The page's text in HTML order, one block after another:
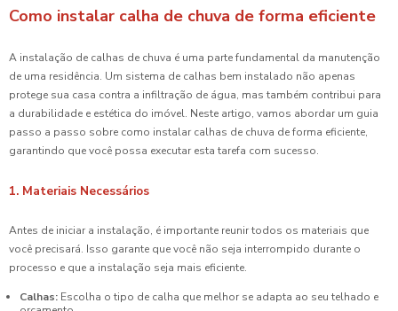
Como instalar calha de chuva de forma eficiente
A instalação de calhas de chuva é uma parte fundamental da manutenção
de uma residência. Um sistema de calhas bem instalado não apenas
protege sua casa contra a infiltração de água, mas também contribui para
a durabilidade e estética do imóvel. Neste artigo, vamos abordar um guia
passo a passo sobre como instalar calhas de chuva de forma eficiente,
garantindo que você possa executar esta tarefa com sucesso.
1. Materiais Necessários
Antes de iniciar a instalação, é importante reunir todos os materiais que
você precisará. Isso garante que você não seja interrompido durante o
processo e que a instalação seja mais eficiente.
Calhas: Escolha o tipo de calha que melhor se adapta ao seu telhado e